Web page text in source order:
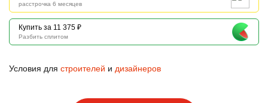
расстрочка 6 месяцев
Купить за 11 375 ₽
Разбить сплитом
Условия для строителей и дизайнеров